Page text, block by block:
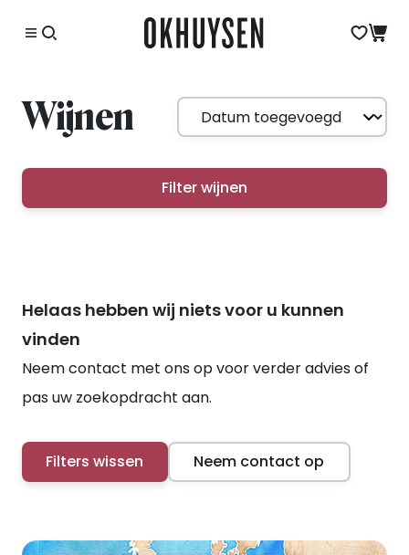
Wijnen
Filter wijnen
Helaas hebben wij niets voor u kunnen
vinden
Neem contact met ons op voor verder advies of
pas uw zoekopdracht aan.
Filters wissen Neem contact op